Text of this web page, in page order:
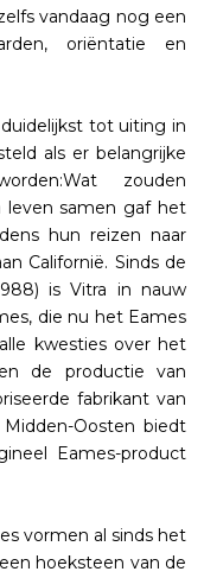
vandaag nog een
oriëntatie en
tot uiting in
als er belangrijke
zouden
leven samen gaf het
hun reizen naar
Californië. Sinds de
is Vitra in nauw
die nu het Eames
kwesties over het
de productie van
fabrikant van
Oosten biedt
Eames-product
vormen al sinds het
hoeksteen van de